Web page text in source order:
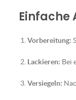
Einfache
Vorbereitung:
Lackieren: Bei
Versiegeln: